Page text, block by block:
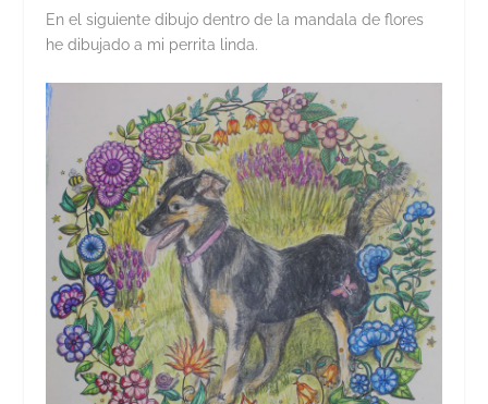
En el siguiente dibujo dentro de la mandala de flores
he dibujado a mi perrita linda.